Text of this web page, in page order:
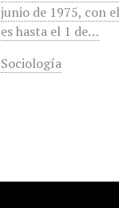
junio de 1975, con
es hasta el 1 de…
Sociología